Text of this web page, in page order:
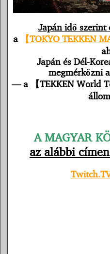
Japán idő szerint
a
【TOKYO TEKKEN
Japán és Dél-
megmérkőzni
— a 【TEKKEN World
A MAGYAR
az alábbi